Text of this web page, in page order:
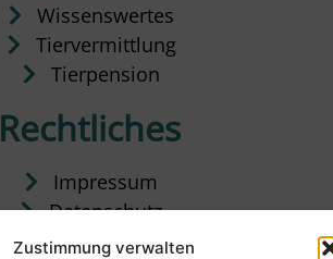
Zustimmung verwalten
Wissenswertes
Tiervermittlung
Tierpension
Rechtliches
Impressum
Datenschutz
Satzung